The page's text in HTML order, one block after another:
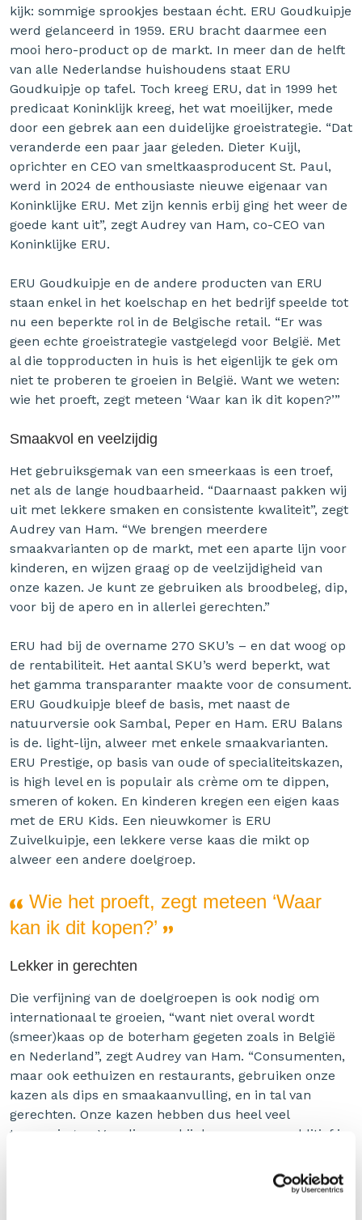
kijk: sommige sprookjes bestaan écht. ERU Goudkuipje
werd gelanceerd in 1959. ERU bracht daarmee een
mooi hero-product op de markt. In meer dan de helft
van alle Nederlandse huishoudens staat ERU
Goudkuipje op tafel. Toch kreeg ERU, dat in 1999 het
predicaat Koninklijk kreeg, het wat moeilijker, mede
door een gebrek aan een duidelijke groeistrategie. “Dat
veranderde een paar jaar geleden. Dieter Kuijl,
oprichter en CEO van smeltkaasproducent St. Paul,
werd in 2024 de enthousiaste nieuwe eigenaar van
Koninklijke ERU. Met zijn kennis erbij ging het weer de
goede kant uit”, zegt Audrey van Ham, co-CEO van
Koninklijke ERU.
ERU Goudkuipje en de andere producten van ERU
staan enkel in het koelschap en het bedrijf speelde tot
nu een beperkte rol in de Belgische retail. “Er was
geen echte groeistrategie vastgelegd voor België. Met
al die topproducten in huis is het eigenlijk te gek om
niet te proberen te groeien in België. Want we weten:
wie het proeft, zegt meteen ‘Waar kan ik dit kopen?’”
Smaakvol en veelzijdig
Het gebruiksgemak van een smeerkaas is een troef,
net als de lange houdbaarheid. “Daarnaast pakken wij
uit met lekkere smaken en consistente kwaliteit”, zegt
Audrey van Ham. “We brengen meerdere
smaakvarianten op de markt, met een aparte lijn voor
kinderen, en wijzen graag op de veelzijdigheid van
onze kazen. Je kunt ze gebruiken als broodbeleg, dip,
voor bij de apero en in allerlei gerechten.”
ERU had bij de overname 270 SKU’s – en dat woog op
de rentabiliteit. Het aantal SKU’s werd beperkt, wat
het gamma transparanter maakte voor de consument.
ERU Goudkuipje bleef de basis, met naast de
natuurversie ook Sambal, Peper en Ham. ERU Balans
is de. light-lijn, alweer met enkele smaakvarianten.
ERU Prestige, op basis van oude of specialiteitskazen,
is high level en is populair als crème om te dippen,
smeren of koken. En kinderen kregen een eigen kaas
met de ERU Kids. Een nieuwkomer is ERU
Zuivelkuipje, een lekkere verse kaas die mikt op
alweer een andere doelgroep.
Wie het proeft, zegt meteen ‘Waar
kan ik dit kopen?’
Lekker in gerechten
Die verfijning van de doelgroepen is ook nodig om
internationaal te groeien, “want niet overal wordt
(smeer)kaas op de boterham gegeten zoals in België
en Nederland”, zegt Audrey van Ham. “Consumenten,
maar ook eethuizen en restaurants, gebruiken onze
kazen als dips en smaakaanvulling, en in tal van
gerechten. Onze kazen hebben dus heel veel
toepassingen. Van dip voor bij de apero over additief in